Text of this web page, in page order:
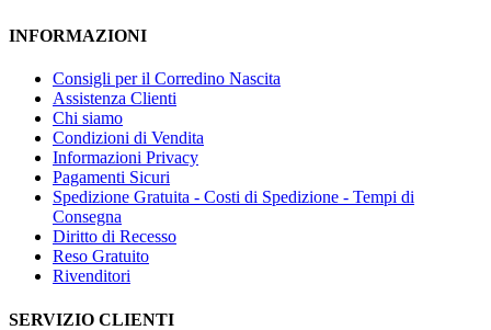
INFORMAZIONI
Consigli per il Corredino Nascita
Assistenza Clienti
Chi siamo
Condizioni di Vendita
Informazioni Privacy
Pagamenti Sicuri
Spedizione Gratuita - Costi di Spedizione - Tempi di
Consegna
Diritto di Recesso
Reso Gratuito
Rivenditori
SERVIZIO CLIENTI